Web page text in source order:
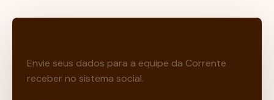
Envie seus dados para a equipe da Corrente
receber no sistema social.